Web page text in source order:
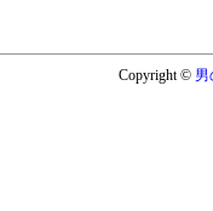
Copyright © 男